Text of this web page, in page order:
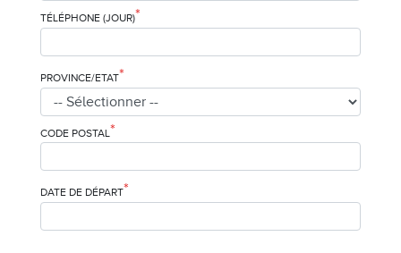
TÉLÉPHONE (JOUR)*
PROVINCE/ETAT*
CODE POSTAL *
DATE DE DÉPART*